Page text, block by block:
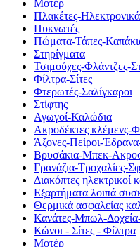
Μοτέρ
Πλακέτες-
Πυκνωτές
Πώματα-Τάπες-
Στηρίγματα
Τσιμούχες-Φλάντζες-
Φίλτρα-Σίτες
Φτερωτές-Σαλίγκαροι
Στίφτης
Αγωγοί-Καλώδια
Ακροδέκτες κλέμενς-
Άξονες-Πείροι-
Βρυσάκια-Μπεκ-
Γρανάζια-Τροχαλίες-
Διακόπτες ηλεκτρικοί
Εξαρτήματα λοιπά
Θερμικά ασφαλείας
Κανάτες-Μπωλ-
Κώνοι - Σίτες - Φίλτρα
Μοτέρ